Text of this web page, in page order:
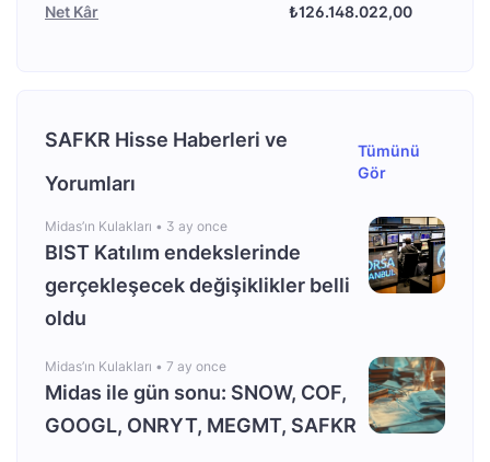
Net Kâr ₺126.148.022,00
SAFKR Hisse Haberleri ve
Yorumları
Tümünü
Gör
Midas’ın Kulakları • 3 ay once
BIST Katılım endekslerinde
gerçekleşecek değişiklikler belli
oldu
Midas’ın Kulakları • 7 ay once
Midas ile gün sonu: SNOW, COF,
GOOGL, ONRYT, MEGMT, SAFKR